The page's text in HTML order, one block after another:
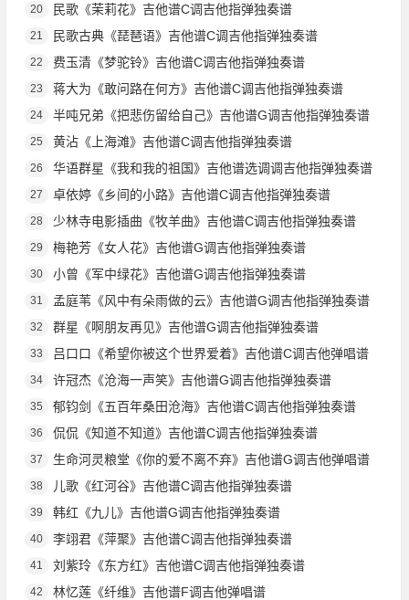
20 民歌《茉莉花》吉他谱C调吉他指弹独奏谱
21 民歌古典《琵琶语》吉他谱C调吉他指弹独奏谱
22 费玉清《梦驼铃》吉他谱C调吉他指弹独奏谱
23 蒋大为《敢问路在何方》吉他谱C调吉他指弹独奏谱
24 半吨兄弟《把悲伤留给自己》吉他谱G调吉他指弹独奏谱
25 黄沾《上海滩》吉他谱C调吉他指弹独奏谱
26 华语群星《我和我的祖国》吉他谱选调调吉他指弹独奏谱
27 卓依婷《乡间的小路》吉他谱C调吉他指弹独奏谱
28 少林寺电影插曲《牧羊曲》吉他谱C调吉他指弹独奏谱
29 梅艳芳《女人花》吉他谱G调吉他指弹独奏谱
30 小曾《军中绿花》吉他谱G调吉他指弹独奏谱
31 孟庭苇《风中有朵雨做的云》吉他谱G调吉他指弹独奏谱
32 群星《啊朋友再见》吉他谱G调吉他指弹独奏谱
33 吕口口《希望你被这个世界爱着》吉他谱C调吉他弹唱谱
34 许冠杰《沧海一声笑》吉他谱G调吉他指弹独奏谱
35 郁钧剑《五百年桑田沧海》吉他谱C调吉他指弹独奏谱
36 侃侃《知道不知道》吉他谱C调吉他指弹独奏谱
37 生命河灵粮堂《你的爱不离不弃》吉他谱G调吉他弹唱谱
38 儿歌《红河谷》吉他谱C调吉他指弹独奏谱
39 韩红《九儿》吉他谱G调吉他指弹独奏谱
40 李翊君《萍聚》吉他谱C调吉他指弹独奏谱
41 刘紫玲《东方红》吉他谱C调吉他指弹独奏谱
42 林忆莲《纤维》吉他谱F调吉他弹唱谱